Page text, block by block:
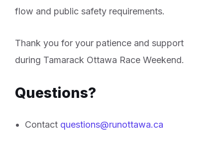
flow and public safety requirements.
Thank you for your patience and support
during Tamarack Ottawa Race Weekend.
Questions?
Contact questions@runottawa.ca